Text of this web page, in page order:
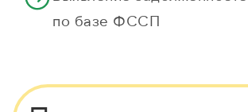
по базе ФССП